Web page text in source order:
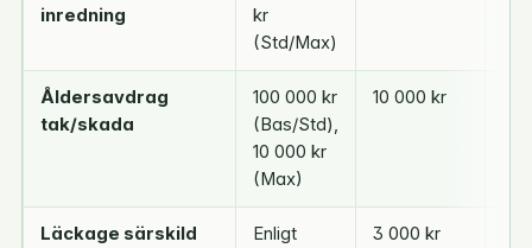
inredning
kr
(Std/Max)
Åldersavdrag
tak/skada
100 000 kr
(Bas/Std),
10 000 kr
(Max)
10 000 kr
Läckage särskild
Enligt
3 000 kr